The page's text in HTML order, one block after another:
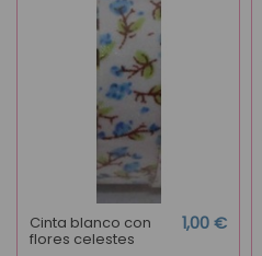
Cinta blanco con
flores celestes
1,00 €